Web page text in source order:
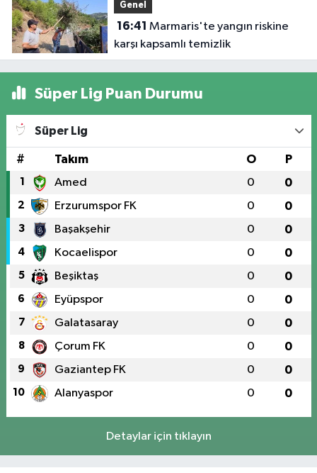
duygulandırdı
Genel
16:41
karşı kapsamlı temizlik
Süper Lig Puan Durumu
Süper Lig
# Takım O P
1 Amed 0 0
2 Erzurumspor FK 0 0
3 Başakşehir 0 0
4 Kocaelispor 0 0
5 Beşiktaş 0 0
6 Eyüpspor 0 0
7 Galatasaray 0 0
8 Çorum FK 0 0
9 Gaziantep FK 0 0
10 Alanyaspor 0 0
Detaylar için tıklayın